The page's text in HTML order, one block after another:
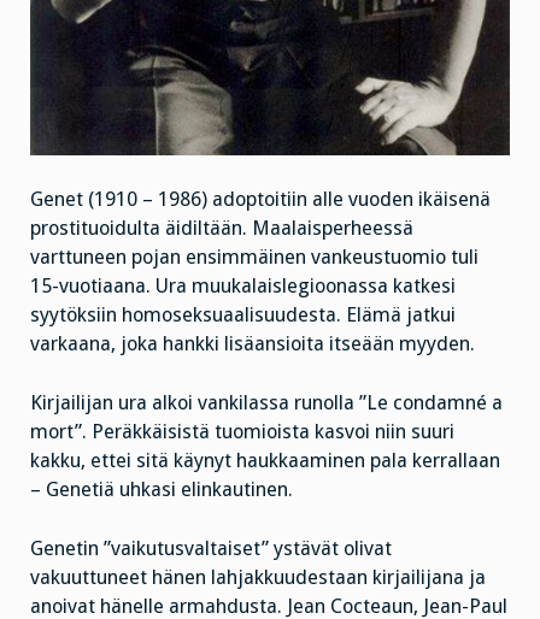
Genet (1910 – 1986) adoptoitiin alle vuoden ikäisenä
prostituoidulta äidiltään. Maalaisperheessä
varttuneen pojan ensimmäinen vankeustuomio tuli
15-vuotiaana. Ura muukalaislegioonassa katkesi
syytöksiin homoseksuaalisuudesta. Elämä jatkui
varkaana, joka hankki lisäansioita itseään myyden.
Kirjailijan ura alkoi vankilassa runolla ”Le condamné a
mort”. Peräkkäisistä tuomioista kasvoi niin suuri
kakku, ettei sitä käynyt haukkaaminen pala kerrallaan
– Genetiä uhkasi elinkautinen.
Genetin ”vaikutusvaltaiset” ystävät olivat
vakuuttuneet hänen lahjakkuudestaan kirjailijana ja
anoivat hänelle armahdusta. Jean Cocteaun, Jean-Paul